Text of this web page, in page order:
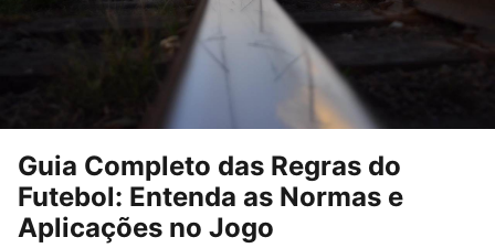
Guia Completo das Regras do
Futebol: Entenda as Normas e
Aplicações no Jogo